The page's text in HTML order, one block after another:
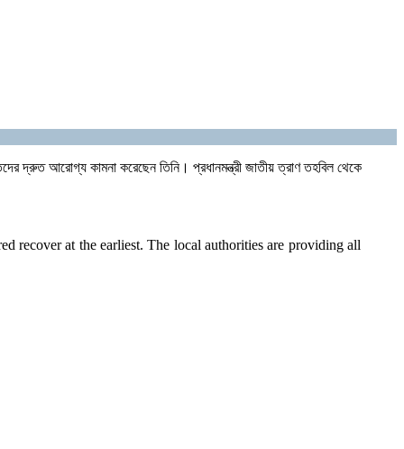
দ্রুত আরোগ্য কামনা করেছেন তিনি। প্রধানমন্ত্রী জাতীয় ত্রাণ তহবিল থেকে
recover at the earliest. The local authorities are providing all